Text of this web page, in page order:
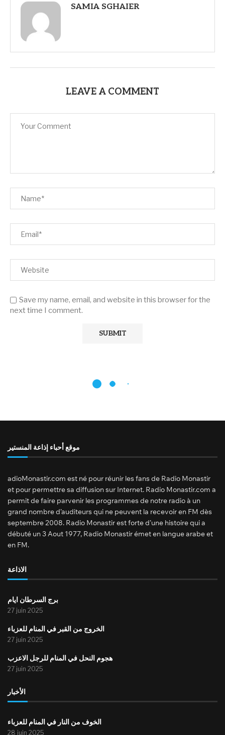
SAMIA SGHAIER
LEAVE A COMMENT
Save my name, email, and website in this browser for the
next time I comment.
موقع أحباء إذاعة المنستير
adioMonastir.com est né pour réunir les fans de Radio Monastir
et pour permettre sa diffusion sur Internet. Radio Monastir.com a
permit de faire parvenir les programmes de notre radio à un
grand nombre d’auditeurs qui ne peuvent la recevoir en FM dès
septembre 2008. Radio Monastir est forte d’une histoire qui a
débuté un 3 Aout 1977, Radio Monastir émet en langue arabe et
en FM.
الاذاعة
برج السرطان ايام
27 juin 2025
الخروج من القبر في المنام للعزباء
27 juin 2025
هجوم النحل في المنام للرجل الاعزب
27 juin 2025
الأخبار
الخوف من النار في المنام للعزباء
28 juin 2025